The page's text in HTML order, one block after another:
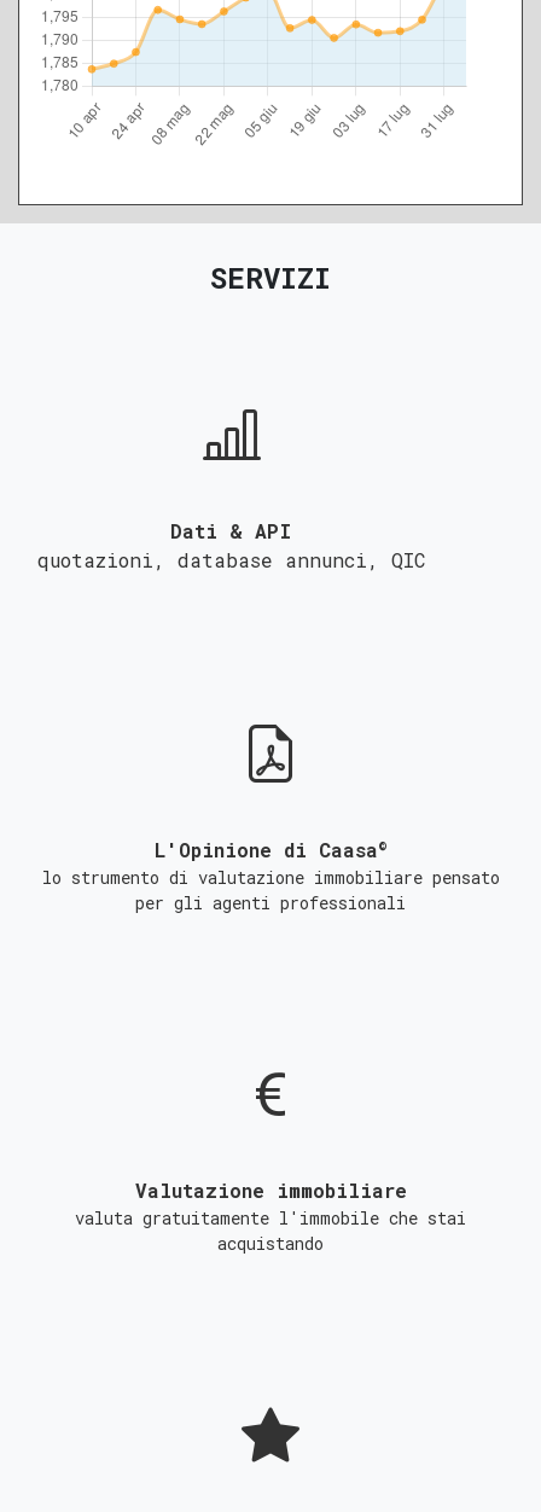
SERVIZI
Dati & API
quotazioni, database annunci, QIC
L'Opinione di Caasa©
lo strumento di valutazione immobiliare pensato
per gli agenti professionali
Valutazione immobiliare
valuta gratuitamente l'immobile che stai
acquistando